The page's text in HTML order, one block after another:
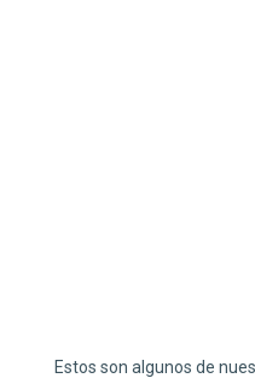
Estos son algunos de